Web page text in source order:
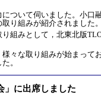
ついて伺いました。小口
り組みが紹介されました。
組みとして，北東北版
々な取り組みが始まって
。
」に出席しました